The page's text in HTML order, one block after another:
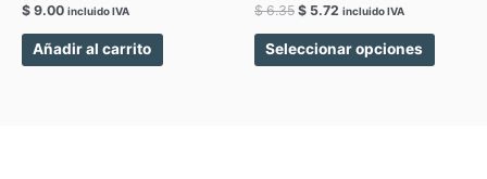
$ 9.00 incluido IVA
Añadir al carrito
$6.35 $ 5.72 incluido IVA
Seleccionar opciones